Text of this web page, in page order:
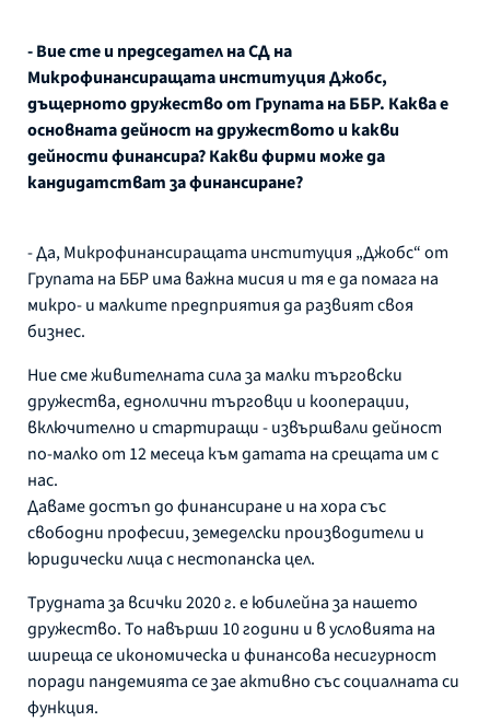
- Вие сте и председател на СД на
Микрофинансиращата институция Джобс,
дъщерното дружество от Групата на ББР. Каква е
основната дейност на дружеството и какви
дейности финансира? Какви фирми може да
кандидатстват за финансиране?
- Да, Микрофинансиращата институция „Джобс“ от
Групата на ББР има важна мисия и тя е да помага на
микро- и малките предприятия да развият своя
бизнес.
Ние сме живителната сила за малки търговски
дружества, еднолични търговци и кооперации,
включително и стартиращи - извършвали дейност
по-малко от 12 месеца към датата на срещата им с
нас.
Даваме достъп до финансиране и на хора със
свободни професии, земеделски производители и
юридически лица с нестопанска цел.
Трудната за всички 2020 г. е юбилейна за нашето
дружество. То навърши 10 години и в условията на
ширеща се икономическа и финансова несигурност
поради пандемията се зае активно със социалната си
функция.